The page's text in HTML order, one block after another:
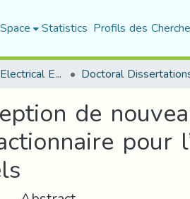
Statistics Profils des
Department of Electrical Engineering Doctoral
de